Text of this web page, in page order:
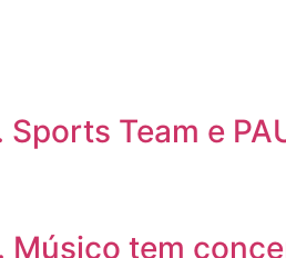
Team e
Músico tem